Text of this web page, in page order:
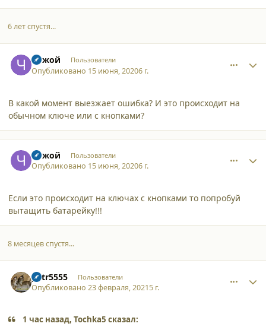
6 лет спустя...
Чужой Пользователи
Опубликовано 15 июня, 20206 г.
В какой момент выезжает ошибка? И это происходит на
обычном ключе или с кнопками?
Чужой Пользователи
Опубликовано 15 июня, 20206 г.
Если это происходит на ключах с кнопками то попробуй
вытащить батарейку!!!
8 месяцев спустя...
petr5555 Пользователи
Опубликовано23 февраля, 20215 г.
1 час назад, Tochka5 сказал: